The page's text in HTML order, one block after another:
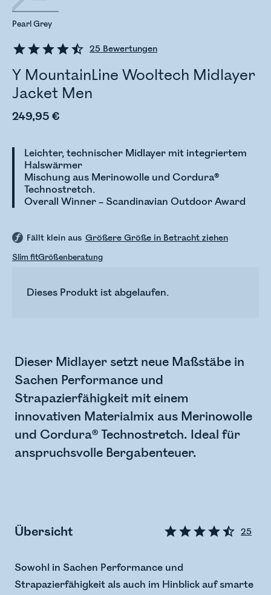
25 Bewertungen
Y MountainLine Wooltech Midlayer
Jacket Men
249,95 €
Leichter, technischer Midlayer mit integriertem
Halswärmer
Mischung aus Merinowolle und Cordura®
Technostretch.
Overall Winner – Scandinavian Outdoor Award
Pearl Grey
Fällt klein aus Größere Größe in Betracht ziehen
Slim fitGrößenberatung
Dieses Produkt ist abgelaufen.
Dieser Midlayer setzt neue Maßstäbe in
Sachen Performance und
Strapazierfähigkeit mit einem
innovativen Materialmix aus Merinowolle
und Cordura® Technostretch. Ideal für
anspruchsvolle Bergabenteuer.
Übersicht 25
Sowohl in Sachen Performance und
Strapazierfähigkeit als auch im Hinblick auf smarte